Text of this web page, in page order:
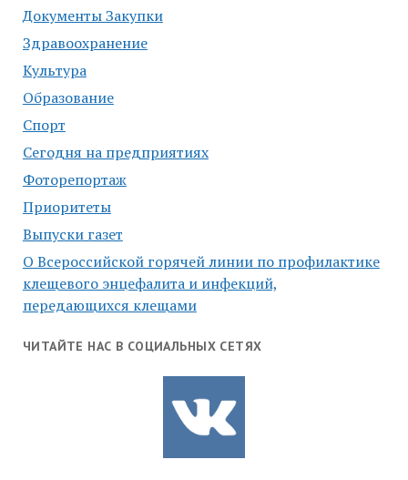
Документы Закупки
Здравоохранение
Культура
Образование
Спорт
Сегодня на предприятиях
Фоторепортаж
Приоритеты
Выпуски газет
О Всероссийской горячей линии по профилактике
клещевого энцефалита и инфекций,
передающихся клещами
ЧИТАЙТЕ НАС В СОЦИАЛЬНЫХ СЕТЯХ